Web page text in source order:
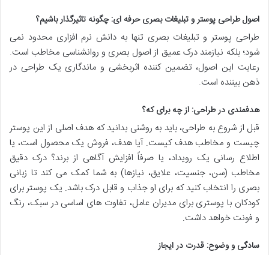
اصول طراحی پوستر و تبلیغات بصری حرفه ای: چگونه تاثیرگذار باشیم؟
طراحی پوستر و تبلیغات بصری تنها به دانش نرم افزاری محدود نمی
شود؛ بلکه نیازمند درک عمیق از اصول بصری و روانشناسی مخاطب است.
رعایت این اصول، تضمین کننده اثربخشی و ماندگاری یک طراحی در
ذهن بیننده است.
هدفمندی در طراحی: از چه برای که؟
قبل از شروع به طراحی، باید به روشنی بدانید که هدف اصلی از این پوستر
چیست و مخاطب هدف کیست. آیا هدف، فروش یک محصول است، یا
اطلاع رسانی یک رویداد، یا صرفاً افزایش آگاهی از برند؟ درک دقیق
مخاطب (سن، جنسیت، علایق، نیازها) به شما کمک می کند تا زبانی
بصری را انتخاب کنید که برای او جذاب و قابل درک باشد. یک پوستر برای
کودکان با پوستری برای مدیران عامل، تفاوت های اساسی در سبک، رنگ
و فونت خواهد داشت.
سادگی و وضوح: قدرت در ایجاز